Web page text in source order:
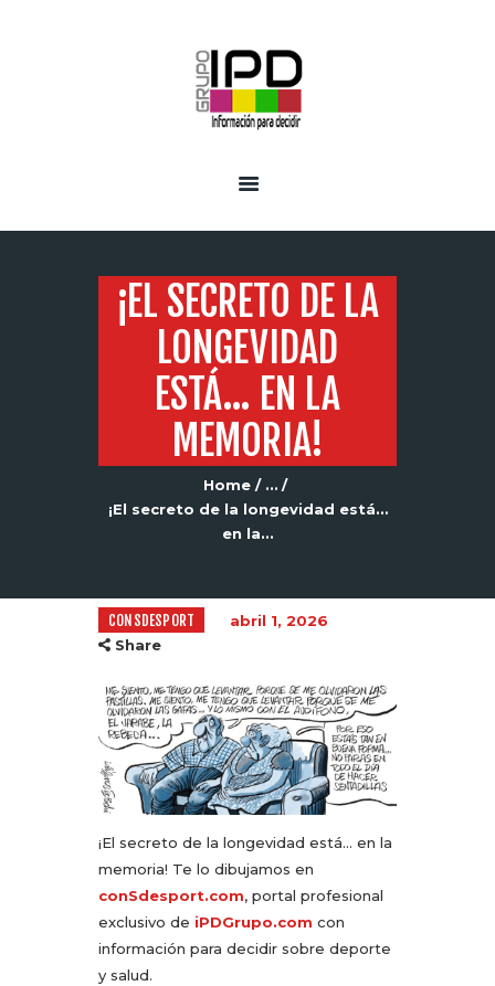
¡EL SECRETO DE LA
LONGEVIDAD
ESTÁ… EN LA
MEMORIA!
Home
...
¡El secreto de la longevidad está…
en la...
CONSDESPORT
abril 1, 2026
Share
¡El secreto de la longevidad está… en la
memoria! Te lo dibujamos en
conSdesport.com, portal profesional
exclusivo de iPDGrupo.com con
información para decidir sobre deporte
y salud.